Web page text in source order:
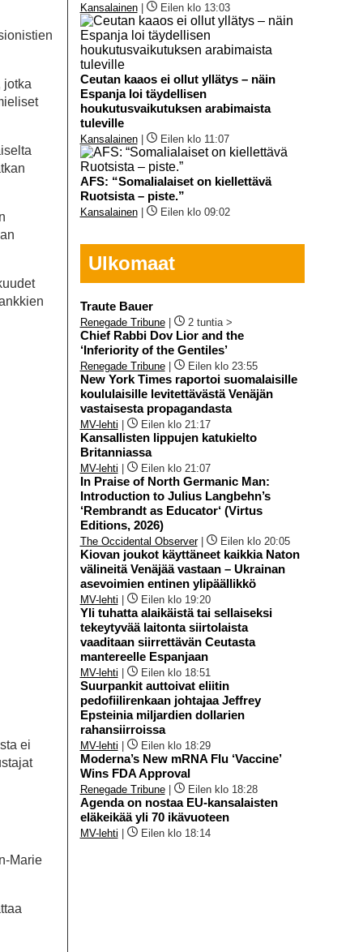
jotka
ei
Marie
Kansalainen| Eilen klo 13:03
Ceutan kaaos ei ollut yllätys – näin
Espanja loi täydellisen
houkutusvaikutuksen arabimaista
tuleville
Kansalainen| Eilen klo 11:07
AFS: “Somalialaiset on kiellettävä
Ruotsista – piste.”
Kansalainen| Eilen klo 09:02
Ulkomaat
Traute Bauer
Renegade Tribune| 2 tuntia >
Chief Rabbi Dov Lior and the
‘Inferiority of the Gentiles’
Renegade Tribune| Eilen klo 23:55
New York Times raportoi suomalaisille
koululaisille levitettävästä Venäjän
vastaisesta propagandasta
MV-lehti Eilen klo 21:17
Kansallisten lippujen katukielto
Britanniassa
MV-lehti Eilen klo 21:07
In Praise of North Germanic Man:
Introduction to Julius Langbehn’s
‘Rembrandt as Educator‘ (Virtus
Editions, 2026)
The Occidental Observer| Eilen klo 20:05
Kiovan joukot käyttäneet kaikkia Naton
välineitä Venäjää vastaan – Ukrainan
asevoimien entinen ylipäällikkö
MV-lehti Eilen klo 19:20
Yli tuhatta alaikäistä tai sellaiseksi
tekeytyvää laitonta siirtolaista
vaaditaan siirrettävän Ceutasta
mantereelle Espanjaan
MV-lehti Eilen klo 18:51
Suurpankit auttoivat eliitin
pedofiilirenkaan johtajaa Jeffrey
Epsteinia miljardien dollarien
rahansiirroissa
MV-lehti Eilen klo 18:29
Moderna’s New mRNA Flu ‘Vaccine’
Wins FDA Approval
Renegade Tribune| Eilen klo 18:28
Agenda on nostaa EU-kansalaisten
eläkeikää yli 70 ikävuoteen
MV-lehti Eilen klo 18:14